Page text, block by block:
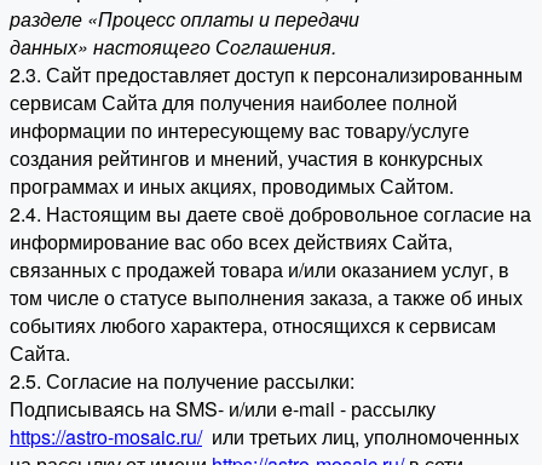
разделе «Процесс оплаты и передачи
данных» настоящего Соглашения.
2.3. Сайт предоставляет доступ к персонализированным
сервисам Сайта для получения наиболее полной
информации по интересующему вас товару/услуге
создания рейтингов и мнений, участия в конкурсных
программах и иных акциях, проводимых Сайтом.
2.4. Настоящим вы даете своё добровольное согласие на
информирование вас обо всех действиях Сайта,
связанных с продажей товара и/или оказанием услуг, в
том числе о статусе выполнения заказа, а также об иных
событиях любого характера, относящихся к сервисам
Сайта.
2.5. Согласие на получение рассылки:
Подписываясь на SMS- и/или e-mail - рассылку
https://astro-mosaic.ru/или третьих лиц, уполномоченных